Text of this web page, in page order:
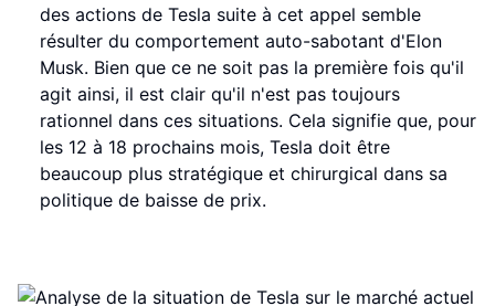
des actions de Tesla suite à cet appel semble
résulter du comportement auto-sabotant d'Elon
Musk. Bien que ce ne soit pas la première fois qu'il
agit ainsi, il est clair qu'il n'est pas toujours
rationnel dans ces situations. Cela signifie que, pour
les 12 à 18 prochains mois, Tesla doit être
beaucoup plus stratégique et chirurgical dans sa
politique de baisse de prix.